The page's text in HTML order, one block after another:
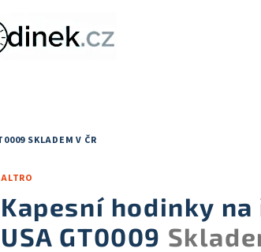
SKLADEM V ČR
ALTRO
Kapesní hodinky na
USA GT0009